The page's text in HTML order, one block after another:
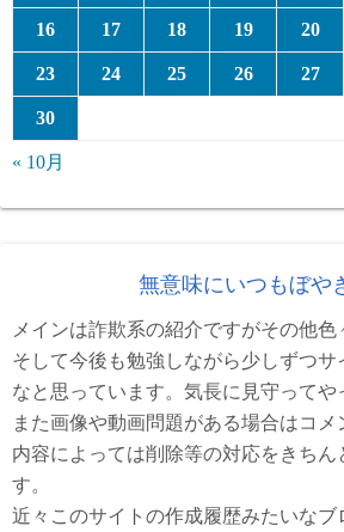
16 17 18 19 20
23 24 25 26 27
30
« 10月
無意味にいつもぼや
メインは詐欺系の紹介ですがその他色
そして今後も勉強しながら少しずつサ
なと思っています。気長に見守ってや
また画像や動画問題がある場合はコメ
内容によっては削除等の対応をきちん
す。
近々このサイトの作成履歴みたいなブ